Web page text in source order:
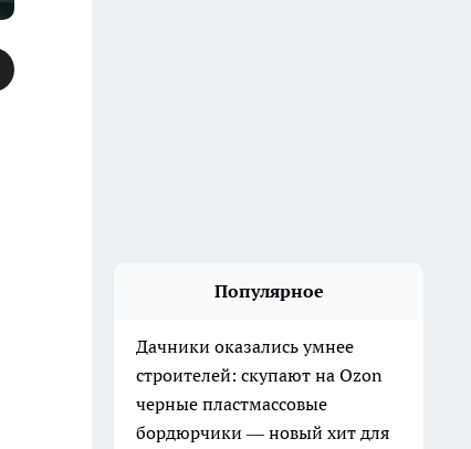
Популярное
Дачники оказались умнее
строителей: скупают на Ozon
черные пластмассовые
бордюрчики — новый хит для